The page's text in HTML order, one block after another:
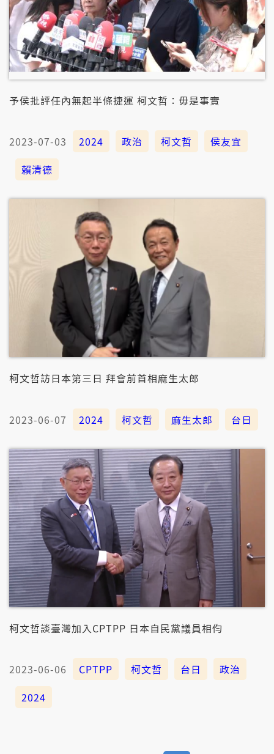
予侯批評任內無起半條捷運 柯文哲：毋是事實
2023-07-03 2024 政治 柯文哲
侯友宜
賴清德
柯文哲訪日本第三日 拜會前首相麻生太郎
2023-06-07 2024 柯文哲 麻生太郎 台日
柯文哲談臺灣加入CPTPP 日本自民黨議員相伨
2023-06-06 CPTPP 柯文哲 台日
政治
2024